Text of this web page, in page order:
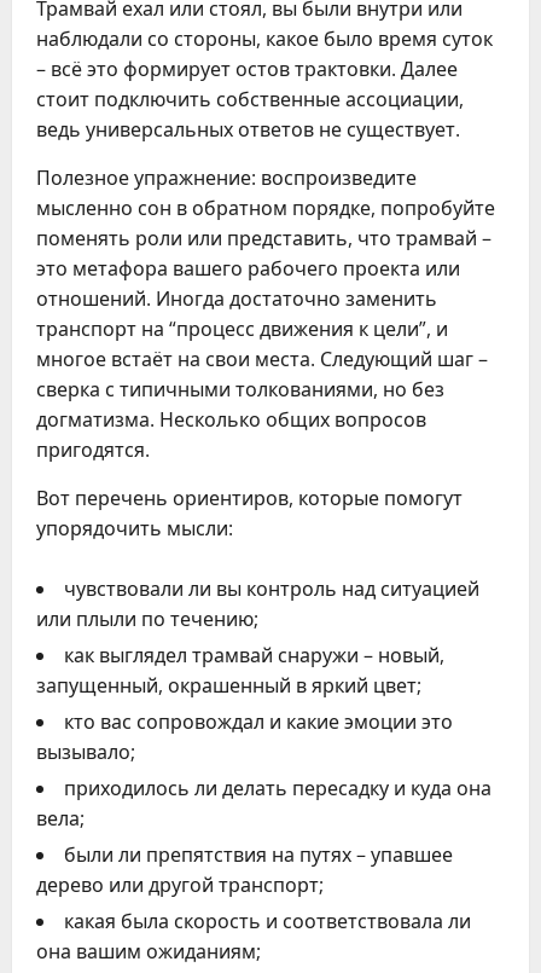
Трамвай ехал или стоял, вы были внутри или
наблюдали со стороны, какое было время суток
– всё это формирует остов трактовки. Далее
стоит подключить собственные ассоциации,
ведь универсальных ответов не существует.
Полезное упражнение: воспроизведите
мысленно сон в обратном порядке, попробуйте
поменять роли или представить, что трамвай –
это метафора вашего рабочего проекта или
отношений. Иногда достаточно заменить
транспорт на “процесс движения к цели”, и
многое встаёт на свои места. Следующий шаг –
сверка с типичными толкованиями, но без
догматизма. Несколько общих вопросов
пригодятся.
Вот перечень ориентиров, которые помогут
упорядочить мысли:
чувствовали ли вы контроль над ситуацией
или плыли по течению;
как выглядел трамвай снаружи – новый,
запущенный, окрашенный в яркий цвет;
кто вас сопровождал и какие эмоции это
вызывало;
приходилось ли делать пересадку и куда она
вела;
были ли препятствия на путях – упавшее
дерево или другой транспорт;
какая была скорость и соответствовала ли
она вашим ожиданиям;